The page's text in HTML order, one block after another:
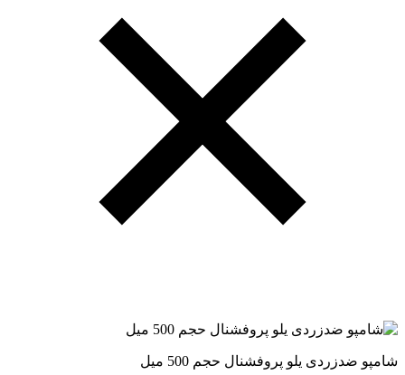
شامپو ضدزردی یلو پروفشنال حجم 500 میل